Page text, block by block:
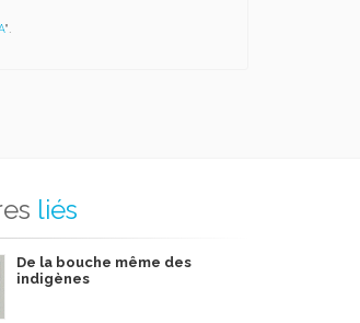
".
liés
De la bouche même des
indigènes